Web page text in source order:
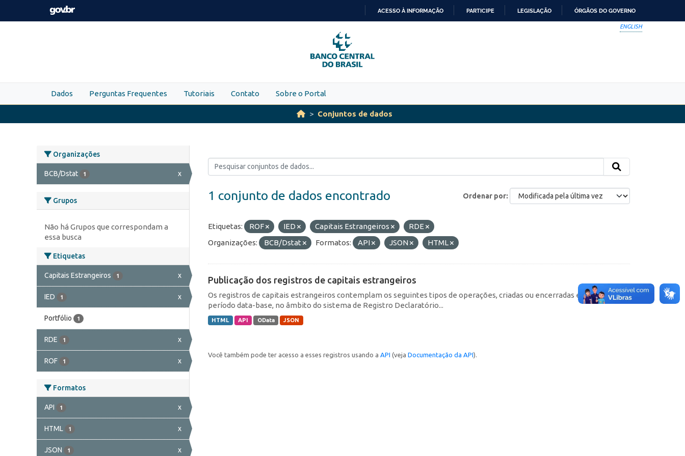
Skip to main content
PARA
O
CONTEÚDO
ACESSO À INFORMAÇÃO PARTICIPE LEGISLAÇÃO ÓRGÃOS DO GOVERNO
ENGLISH
Dados Perguntas Frequentes Tutoriais Contato Sobre o Portal
Conjuntos de dados
Organizações
BCB/Dstat 1 x
Grupos
Não há Grupos que correspondam a
essa busca
Etiquetas
Capitais Estrangeiros 1 x
IED 1 x
Portfólio 1
RDE 1 x
ROF 1 x
Formatos
API 1 x
HTML 1 x
JSON 1 x
Ordenar por
1 conjunto de dados encontrado
Etiquetas: ROF IED Capitais Estrangeiros
RDE
Organizações:
BCB/Dstat Formatos: API JSON HTML
Publicação dos registros de capitais estrangeiros
Os registros de capitais estrangeiros contemplam os seguintes tipos de operações, criadas ou encerradas em cada
período data-base, no âmbito do sistema de Registro Declaratório...
HTML API OData JSON
Você também pode ter acesso a esses registros usando a API (veja Documentação da API).